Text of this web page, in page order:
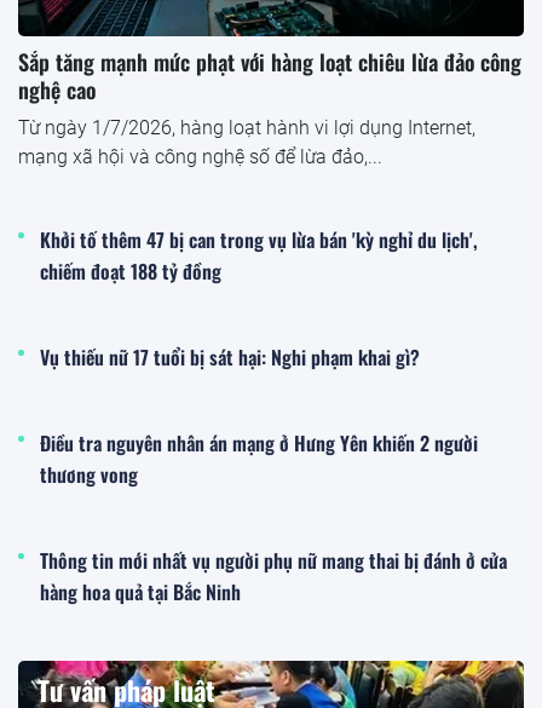
Sắp tăng mạnh mức phạt với hàng loạt chiêu lừa đảo công
nghệ cao
Từ ngày 1/7/2026, hàng loạt hành vi lợi dụng Internet,
mạng xã hội và công nghệ số để lừa đảo,...
Khởi tố thêm 47 bị can trong vụ lừa bán 'kỳ nghỉ du lịch',
chiếm đoạt 188 tỷ đồng
Vụ thiếu nữ 17 tuổi bị sát hại: Nghi phạm khai gì?
Điều tra nguyên nhân án mạng ở Hưng Yên khiến 2 người
thương vong
Thông tin mới nhất vụ người phụ nữ mang thai bị đánh ở cửa
hàng hoa quả tại Bắc Ninh
Tư vấn pháp luật